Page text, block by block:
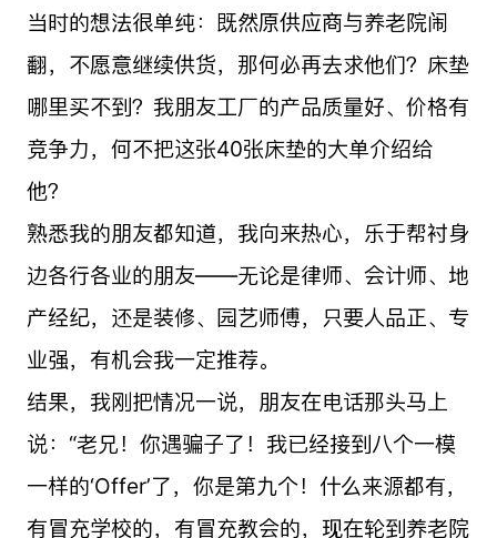
当时的想法很单纯：既然原供应商与养老院闹
翻，不愿意继续供货，那何必再去求他们？床垫
哪里买不到？我朋友工厂的产品质量好、价格有
竞争力，何不把这张40张床垫的大单介绍给
他？
熟悉我的朋友都知道，我向来热心，乐于帮衬身
边各行各业的朋友——无论是律师、会计师、地
产经纪，还是装修、园艺师傅，只要人品正、专
业强，有机会我一定推荐。
结果，我刚把情况一说，朋友在电话那头马上
说：“老兄！你遇骗子了！我已经接到八个一模
一样的‘Offer’了，你是第九个！什么来源都有，
有冒充学校的，有冒充教会的，现在轮到养老院